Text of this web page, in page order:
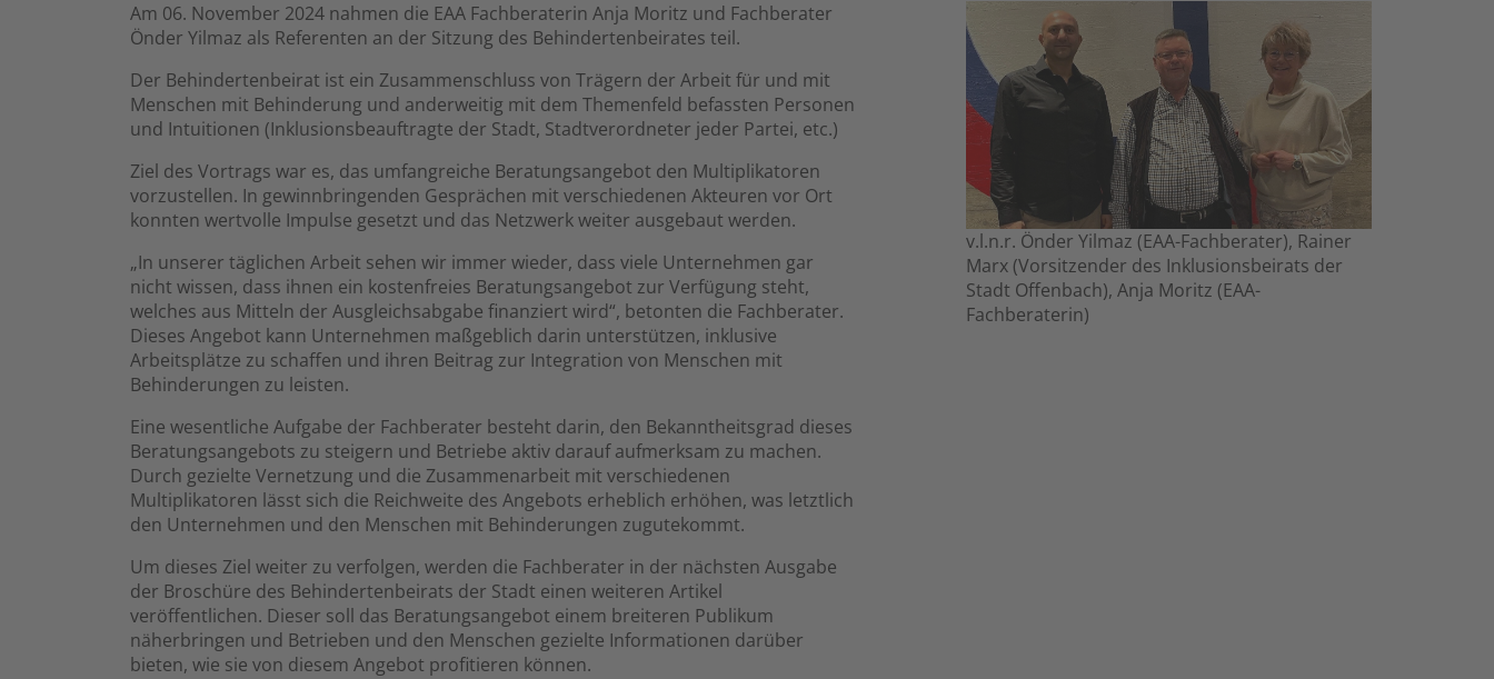
Am 06. November 2024 nahmen die EAA Fachberaterin Anja Moritz und Fachberater
Önder Yilmaz als Referenten an der Sitzung des Behindertenbeirates teil.
Der Behindertenbeirat ist ein Zusammenschluss von Trägern der Arbeit für und mit
Menschen mit Behinderung und anderweitig mit dem Themenfeld befassten Personen
und Intuitionen (Inklusionsbeauftragte der Stadt, Stadtverordneter jeder Partei, etc.)
Ziel des Vortrags war es, das umfangreiche Beratungsangebot den Multiplikatoren
vorzustellen. In gewinnbringenden Gesprächen mit verschiedenen Akteuren vor Ort
konnten wertvolle Impulse gesetzt und das Netzwerk weiter ausgebaut werden.
„In unserer täglichen Arbeit sehen wir immer wieder, dass viele Unternehmen gar
nicht wissen, dass ihnen ein kostenfreies Beratungsangebot zur Verfügung steht,
welches aus Mitteln der Ausgleichsabgabe finanziert wird“, betonten die Fachberater.
Dieses Angebot kann Unternehmen maßgeblich darin unterstützen, inklusive
Arbeitsplätze zu schaffen und ihren Beitrag zur Integration von Menschen mit
Behinderungen zu leisten.
Eine wesentliche Aufgabe der Fachberater besteht darin, den Bekanntheitsgrad dieses
Beratungsangebots zu steigern und Betriebe aktiv darauf aufmerksam zu machen.
Durch gezielte Vernetzung und die Zusammenarbeit mit verschiedenen
Multiplikatoren lässt sich die Reichweite des Angebots erheblich erhöhen, was letztlich
den Unternehmen und den Menschen mit Behinderungen zugutekommt.
Um dieses Ziel weiter zu verfolgen, werden die Fachberater in der nächsten Ausgabe
der Broschüre des Behindertenbeirats der Stadt einen weiteren Artikel
veröffentlichen. Dieser soll das Beratungsangebot einem breiteren Publikum
näherbringen und Betrieben und den Menschen gezielte Informationen darüber
bieten, wie sie von diesem Angebot profitieren können.
v.l.n.r. Önder Yilmaz (EAA-Fachberater), Rainer
Marx (Vorsitzender des Inklusionsbeirats der
Stadt Offenbach), Anja Moritz (EAA-
Fachberaterin)